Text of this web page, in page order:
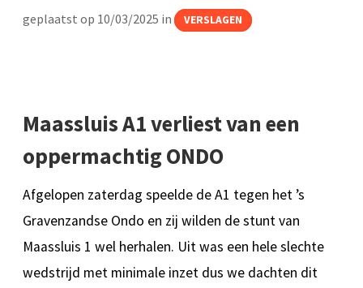
geplaatst op 10/03/2025 in VERSLAGEN
Maassluis A1 verliest van een
oppermachtig ONDO
Afgelopen zaterdag speelde de A1 tegen het ’s
Gravenzandse Ondo en zij wilden de stunt van
Maassluis 1 wel herhalen. Uit was een hele slechte
wedstrijd met minimale inzet dus we dachten dit